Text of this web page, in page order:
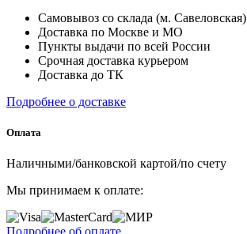
Самовывоз со склада (м. Савеловская)
Доставка по Москве и МО
Пункты выдачи по всей России
Срочная доставка курьером
Доставка до ТК
Подробнее о доставке
Оплата
Наличными/банковской картой/по счету
Мы принимаем к оплате: